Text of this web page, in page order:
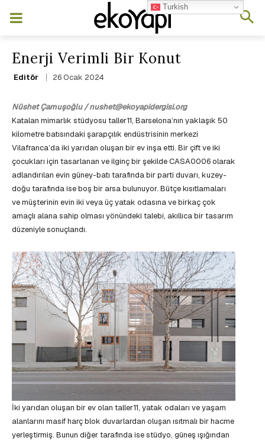
Enerji Verimli Bir Konut
Editör 26 Ocak 2024
Nüshet Çamuşoğlu / nushet@ekoyapidergisi.org
Katalan mimarlık stüdyosu taller11, Barselona’nın yaklaşık 50
kilometre batısındaki şarapçılık endüstrisinin merkezi
Vilafranca’da iki yarıdan oluşan bir ev inşa etti. Bir çift ve iki
çocukları için tasarlanan ve ilginç bir şekilde CASA0006 olarak
adlandırılan evin güney-batı tarafında bir parti duvarı, kuzey-
doğu tarafında ise boş bir arsa bulunuyor. Bütçe kısıtlamaları
ve müşterinin evin iki veya üç yatak odasına ve birkaç çok
amaçlı alana sahip olması yönündeki talebi, akıllıca bir tasarım
düzeniyle sonuçlandı.
İki yarıdan oluşan bir ev olan taller11, yatak odaları ve yaşam
alanlarını masif harç blok duvarlardan oluşan ısıtmalı bir hacme
yerleştirmiş. Bunun diğer tarafında ise stüdyo, güneş ışığından
Turkish